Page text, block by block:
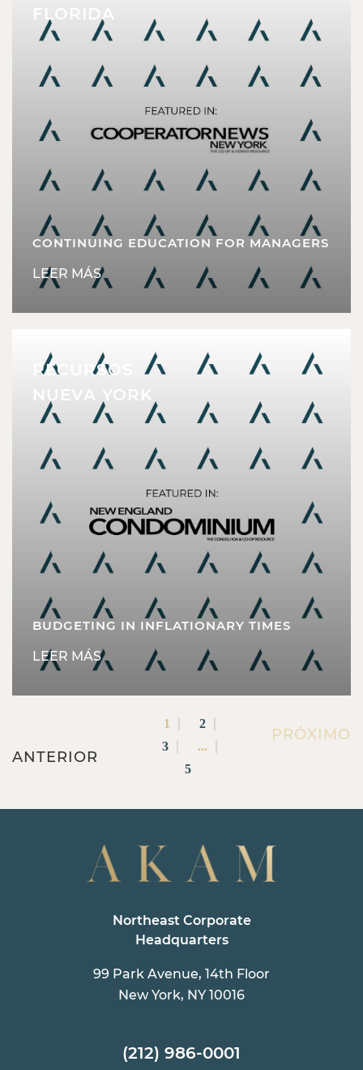
FLORIDA
CONTINUING EDUCATION FOR MANAGERS
LEER MÁS
RECURSOS
NUEVA YORK
BUDGETING IN INFLATIONARY TIMES
LEER MÁS
ANTERIOR
1
2
3
...
5
PRÓXIMO
Northeast Corporate
Headquarters
99 Park Avenue, 14th Floor
New York, NY 10016
(212) 986-0001